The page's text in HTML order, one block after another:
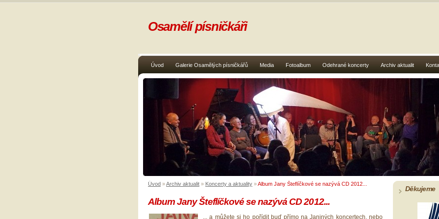
Úvod Galerie Osamělých písničkářů Media Fotoalbum Odehrané koncerty Archiv aktualit
Osamělí písničkáři
Úvod »Archiv aktualit » Koncerty a aktuality »Album Jany Šteflíčkové se nazývá CD 2012...
Album Jany Šteflíčkové se nazývá CD 2012...
... a můžete si ho pořídit buď přímo na Janiných koncertech, nebo
Děkujeme